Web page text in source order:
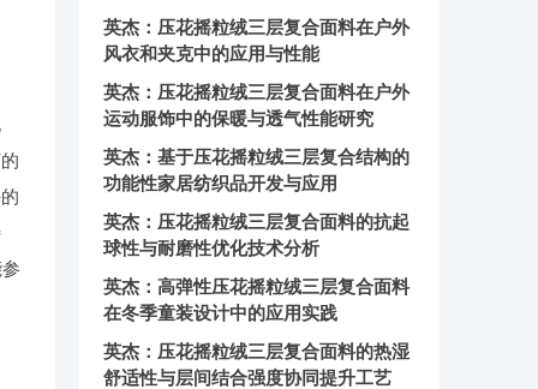
英杰：压花摇粒绒三层复合面料在户外
风衣和夹克中的应用与性能
英杰：压花摇粒绒三层复合面料在户外
运动服饰中的保暖与透气性能研究
英杰：基于压花摇粒绒三层复合结构的
功能性家居纺织品开发与应用
英杰：压花摇粒绒三层复合面料的抗起
球性与耐磨性优化技术分析
英杰：高弹性压花摇粒绒三层复合面料
在冬季童装设计中的应用实践
英杰：压花摇粒绒三层复合面料的热湿
舒适性与层间结合强度协同提升工艺